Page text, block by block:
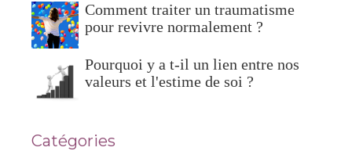
Comment traiter un traumatisme
pour revivre normalement ?
Pourquoi y a t-il un lien entre nos
valeurs et l'estime de soi ?
Catégories